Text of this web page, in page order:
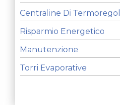
Centraline Di
Risparmio Energetico
Manutenzione
Torri Evaporative